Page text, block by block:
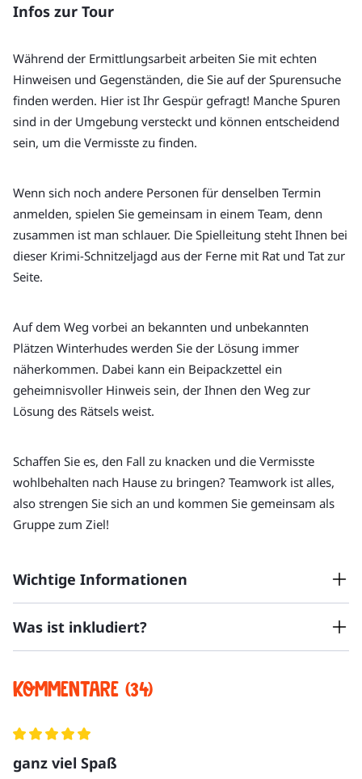
Infos zur Tour
Während der Ermittlungsarbeit arbeiten Sie mit echten
Hinweisen und Gegenständen, die Sie auf der Spurensuche
finden werden. Hier ist Ihr Gespür gefragt! Manche Spuren
sind in der Umgebung versteckt und können entscheidend
sein, um die Vermisste zu finden.
Wenn sich noch andere Personen für denselben Termin
anmelden, spielen Sie gemeinsam in einem Team, denn
zusammen ist man schlauer. Die Spielleitung steht Ihnen bei
dieser Krimi-Schnitzeljagd aus der Ferne mit Rat und Tat zur
Seite.
Auf dem Weg vorbei an bekannten und unbekannten
Plätzen Winterhudes werden Sie der Lösung immer
näherkommen. Dabei kann ein Beipackzettel ein
geheimnisvoller Hinweis sein, der Ihnen den Weg zur
Lösung des Rätsels weist.
Schaffen Sie es, den Fall zu knacken und die Vermisste
wohlbehalten nach Hause zu bringen? Teamwork ist alles,
also strengen Sie sich an und kommen Sie gemeinsam als
Gruppe zum Ziel!
Wichtige Informationen
Die Tour hat in der Regel bis zu 8 Teilnehmer:innen.
Die Tour findet bei jedem Wetter statt. Denken Sie bitte
an entsprechende Kleidung und bequeme Schuhe.
Es kann nur ein Team mit maximal 8 Personen
Wir empfehlen, eine Flasche Wasser mitzubringen.
Auf der Tour werden keine Kostproben serviert.
Was ist inkludiert?
Krimi-Rätseltour
Getränke
Kommentare (34)
ganz viel Spaß